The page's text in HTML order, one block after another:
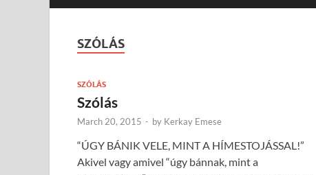
SZÓLÁS
SZÓLÁS
Szólás
March 20, 2015 - by Kerkay Emese
“ÚGY BÁNIK VELE, MINT A HÍMESTOJÁSSAL!”
Akivel vagy amivel “úgy bánnak, mint a